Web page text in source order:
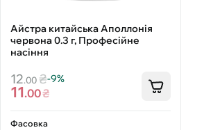
Айстра китайська Аполлонія
червона 0.3 г, Професійне
насіння
12.00 ₴-9%
11.00₴
Фасовка